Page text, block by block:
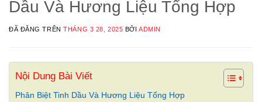
Dầu Và Hương Liệu Tổng Hợp
ĐÃ ĐĂNG TRÊNTHÁNG 3 28, 2025 BỞIADMIN
Nội Dung Bài Viết
Phân Biệt Tinh Dầu Và Hương Liệu Tổng Hợp